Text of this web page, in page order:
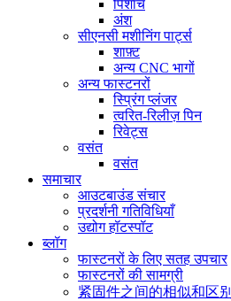
पिशाच
अंश
सीएनसी मशीनिंग पार्ट्स
शाफ़्ट
अन्य CNC भागों
अन्य फास्टनरों
स्प्रिंग प्लंजर
त्वरित-रिलीज़ पिन
रिवेट्स
वसंत
वसंत
समाचार
आउटबाउंड संचार
प्रदर्शनी गतिविधियाँ
उद्योग हॉटस्पॉट
ब्लॉग
फास्टनरों के लिए सतह उपचार
फास्टनरों की सामग्री
紧固件之间的相似和区别